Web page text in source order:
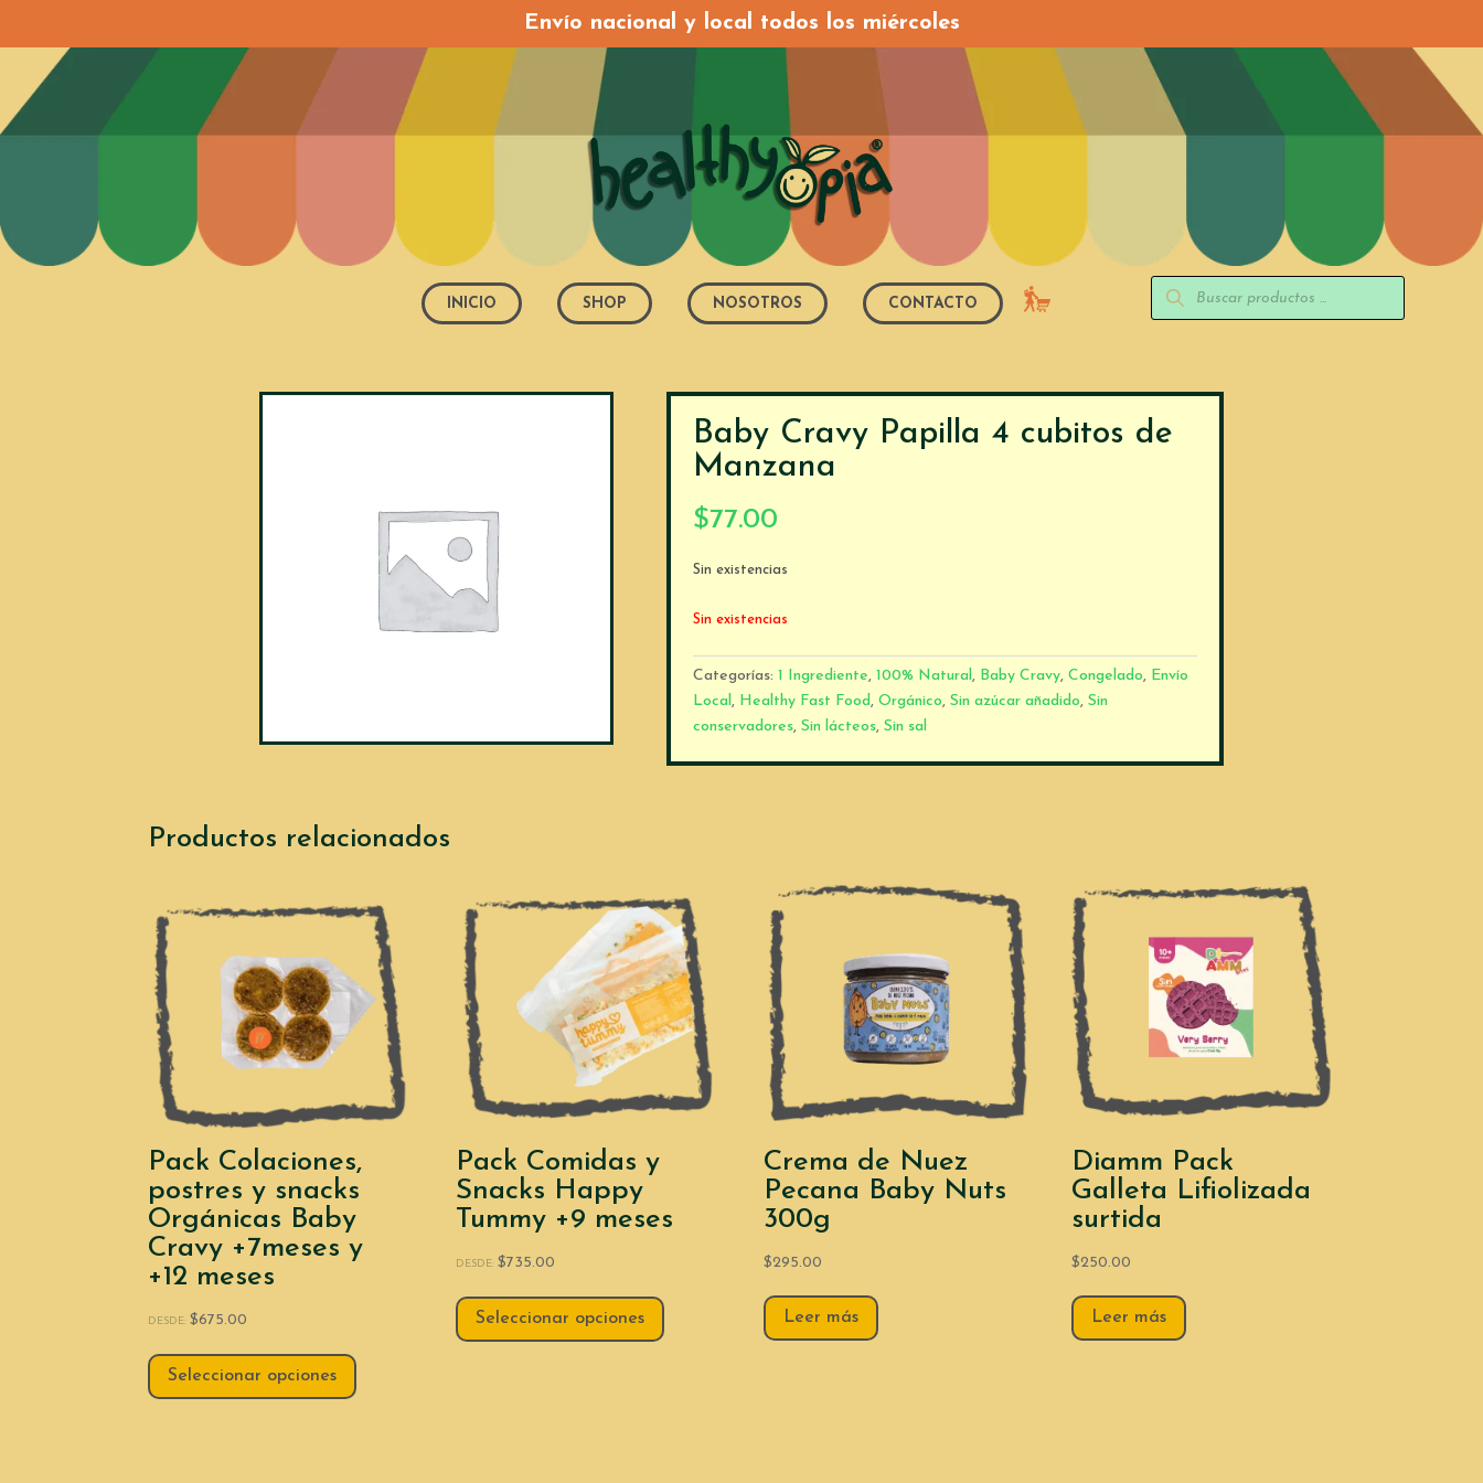
Envío nacional y local todos los miércoles
INICIO SHOP NOSOTROS CONTACTO
Baby Cravy Papilla 4 cubitos de
Manzana
$77.00
Sin existencias
Sin existencias
Categorías: 1 Ingrediente, 100% Natural, Baby Cravy, Congelado, Envío
Local, Healthy Fast Food, Orgánico, Sin azúcar añadido, Sin
conservadores, Sin lácteos, Sin sal
Productos relacionados
Pack Colaciones,
postres y snacks
Orgánicas Baby
Cravy +7meses y
+12 meses
DESDE:$675.00
Seleccionar opciones
Pack Comidas y
Snacks Happy
Tummy +9 meses
DESDE:$735.00
Seleccionar opciones
Crema de Nuez
Pecana Baby Nuts
300g
$295.00
Leer más
Diamm Pack
Galleta Lifiolizada
surtida
$250.00
Leer más